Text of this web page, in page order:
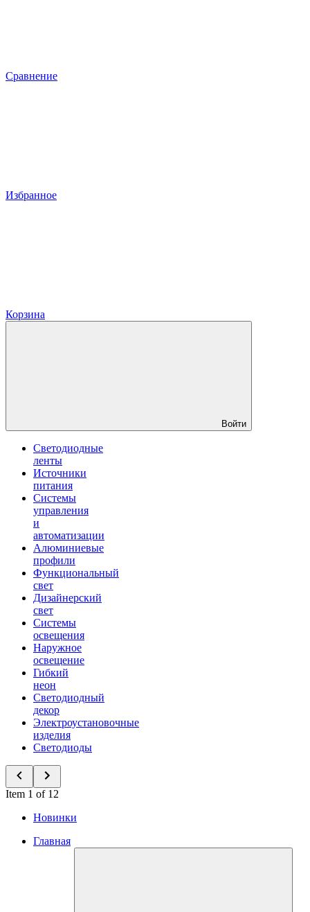
Сравнение
Избранное
Корзина
Войти
Светодиодные
ленты
Источники
питания
Системы
управления
и
автоматизации
Алюминиевые
профили
Функциональный
свет
Дизайнерский
свет
Системы
освещения
Наружное
освещение
Гибкий
неон
Светодиодный
декор
Электроустановочные
изделия
Светодиоды
Item 1 of 12
Новинки
Главная